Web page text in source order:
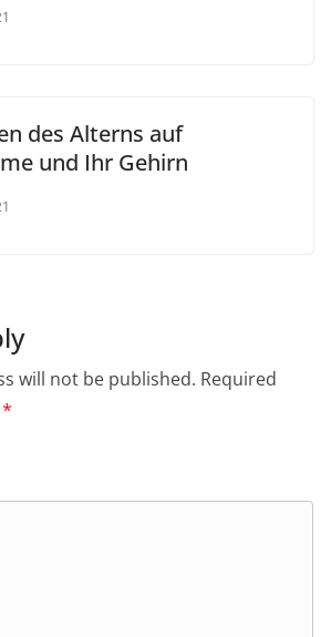
des Alterns auf
und Ihr Gehirn
will not be published. Required
*